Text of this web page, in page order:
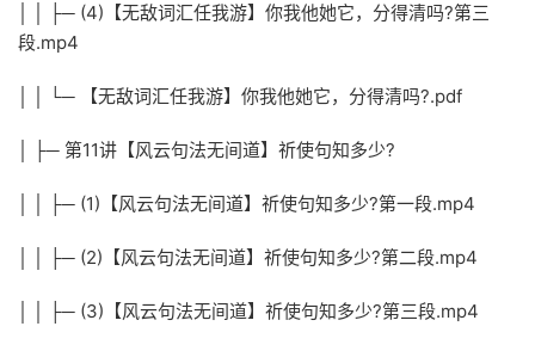
│ │ ├─ (4)【无敌词汇任我游】你我他她它，分得清吗?第三
段.mp4
│ │ └─ 【无敌词汇任我游】你我他她它，分得清吗?.pdf
│ ├─ 第11讲【风云句法无间道】祈使句知多少?
│ │ ├─ (1)【风云句法无间道】祈使句知多少?第一段.mp4
│ │ ├─ (2)【风云句法无间道】祈使句知多少?第二段.mp4
│ │ ├─ (3)【风云句法无间道】祈使句知多少?第三段.mp4